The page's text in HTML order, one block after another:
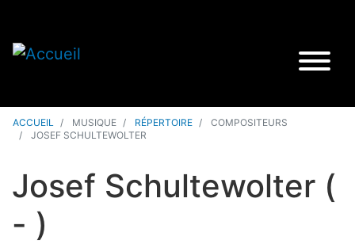
ACCUEIL MUSIQUE RÉPERTOIRE
COMPOSITEURS
JOSEF SCHULTEWOLTER
Josef Schultewolter (
- )